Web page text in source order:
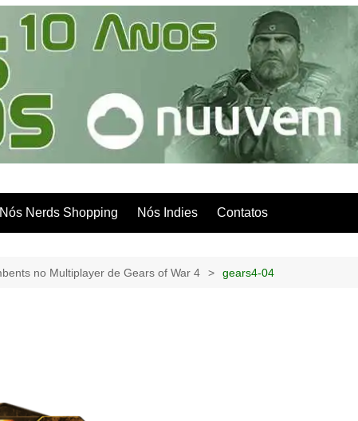
Nós Nerds Shopping Nós Indies Contatos
no Multiplayer de Gears of War 4 gears4-04